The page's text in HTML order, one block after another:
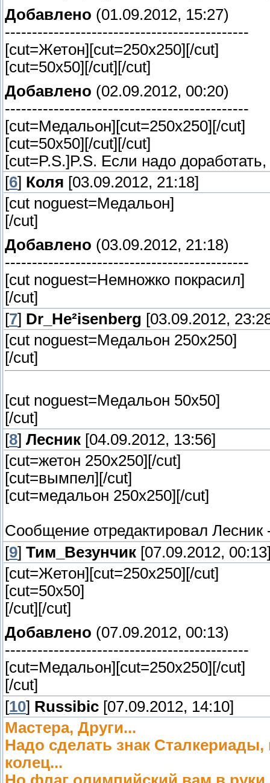
Добавлено (01.09.2012, 15:27)
---------------------------------------------
[cut=Жетон][cut=250х250] [/cut]
[cut=50х50] [/cut][/cut]
Добавлено (02.09.2012, 00:20)
---------------------------------------------
[cut=Медальон][cut=250х250][/cut]
[cut=50х50][/cut][/cut]
[cut=P.S.]P.S. Если надо
[6] Коля [03.09.2012, 21:18]
[cut noguest=Медальон]
[/cut]
Добавлено (03.09.2012, 21:18)
---------------------------------------------
[cut noguest=Немножко покрасил]
[/cut]
[7] Dr_He²isenberg [03.09.2012,
[cut noguest=Медальон 250х250]
[/cut]
[cut noguest=Медальон 50х50]
[/cut]
[8] Лесник [04.09.2012, 13:56]
[cut=жетон 250х250] [/cut]
[cut=вымпел] [/cut]
[cut=медальон 250х250] [/cut]
Сообщение отредактировал Лесник
[9] Тим_Везунчик [07.09.2012,
[cut=Жетон][cut=250х250] [/cut]
[cut=50х50]
[/cut][/cut]
Добавлено (07.09.2012, 00:13)
---------------------------------------------
[cut=Медальон][cut=250х250] [/cut]
[/cut]
[10] Russibic [07.09.2012, 14:10]
Мастера, Други...
Надо сделать знак
колец...